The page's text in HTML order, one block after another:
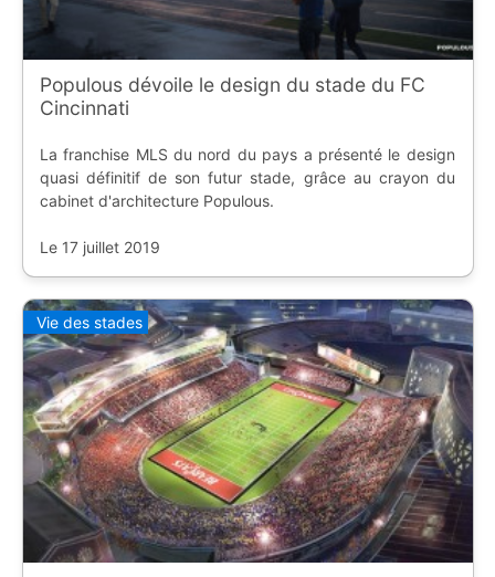
Populous dévoile le design du stade du FC
Cincinnati
La franchise MLS du nord du pays a présenté le design
quasi définitif de son futur stade, grâce au crayon du
cabinet d'architecture Populous.
Le 17 juillet 2019
Vie des stades